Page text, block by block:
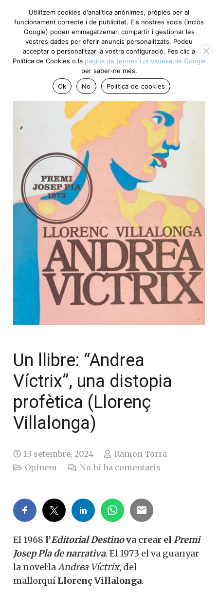
Un llibre: “Andrea
Víctrix”, una distopia
profètica (Llorenç
Villalonga)
13 setembre, 2024
Ramon Torra
Opinem
No hi ha comentaris
El 1968 l’Editorial Destinova crear el Premi
Josep Pla de narrativa. El 1973 el va guanyar
la novel·laAndrea Víctrix, del
mallorquí Llorenç Villalonga.
Utilitzem cookies d'analítica anònimes, pròpies per al
funcionament correcte i de publicitat. Els nostres socis (inclòs
Google) poden emmagatzemar, compartir i gestionar les
vostres dades per oferir anuncis personalitzats. Podeu
acceptar o personalitzar la vostra configuració. Fes clic a
Política de Cookies o la pàgina de termes i privadesa de Google
per saber-ne més.
Ok
No Política de cookies